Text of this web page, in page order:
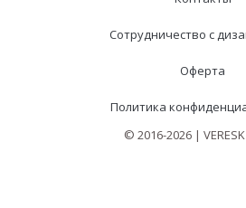
Сотрудничество с
Оферта
Политика
© 2016-2026 |